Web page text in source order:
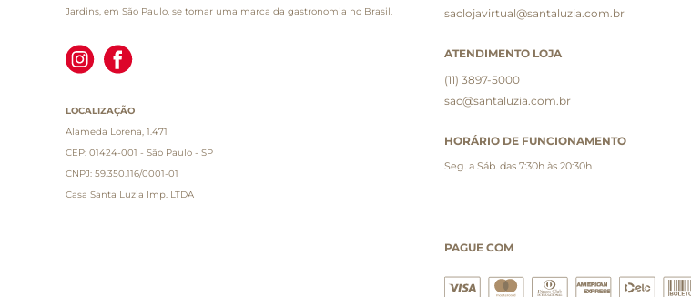
Jardins, em São Paulo, se tornar uma marca da gastronomia no Brasil.
LOCALIZAÇÃO
Alameda Lorena, 1.471
CEP: 01424-001 - São Paulo - SP
CNPJ: 59.350.116/0001-01
Casa Santa Luzia Imp. LTDA
saclojavirtual@santaluzia.com.br
ATENDIMENTO LOJA
(11) 3897-5000
sac@santaluzia.com.br
HORÁRIO DE FUNCIONAMENTO
Seg. a Sáb. das 7:30h às 20:30h
PAGUE COM